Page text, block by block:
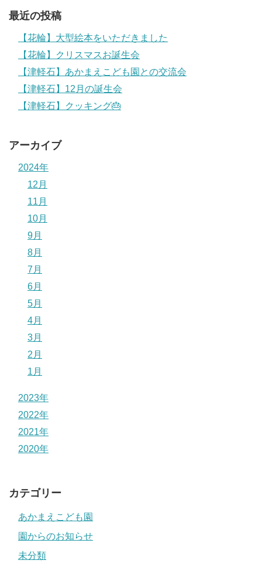
最近の投稿
【花輪】大型絵本をいただきました
【花輪】クリスマスお誕生会
【津軽石】あかまえこども園との交流会
【津軽石】12月の誕生会
【津軽石】クッキング🎂
アーカイブ
2024年
12月
11月
10月
9月
8月
7月
6月
5月
4月
3月
2月
1月
2023年
2022年
2021年
2020年
カテゴリー
あかまえこども園
園からのお知らせ
未分類